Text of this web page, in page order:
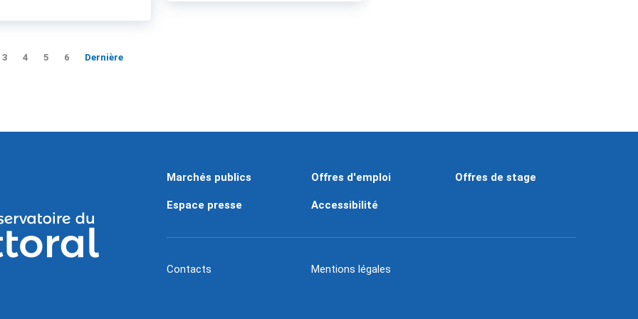
3 4 5 6 Dernière
Marchés publics Offres d'emploi Offres de stage
Espace presse Accessibilité
Contacts Mentions légales